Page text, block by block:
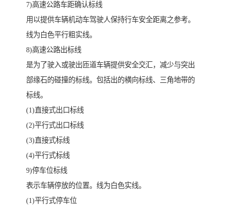
7)高速公路车距确认标线
用以提供车辆机动车驾驶人保持行车安全距离之参考。
线为白色平行粗实线。
8)高速公路出标线
是为了驶入或驶出匝道车辆提供安全交汇，减少与突出
部缘石的碰撞的标线。包括出的横向标线、三角地带的
标线。
(1)直接式出口标线
(2)平行式出口标线
(3)直接式标线
(4)平行式标线
9)停车位标线
表示车辆停放的位置。线为白色实线。
(1)平行式停车位